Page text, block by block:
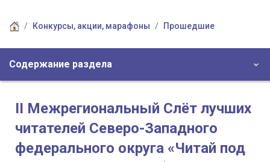
Конкурсы, акции, марафоны Прошедшие
Содержание раздела
II Межрегиональный Слёт лучших
читателей Северо-Западного
федерального округа «Читай под